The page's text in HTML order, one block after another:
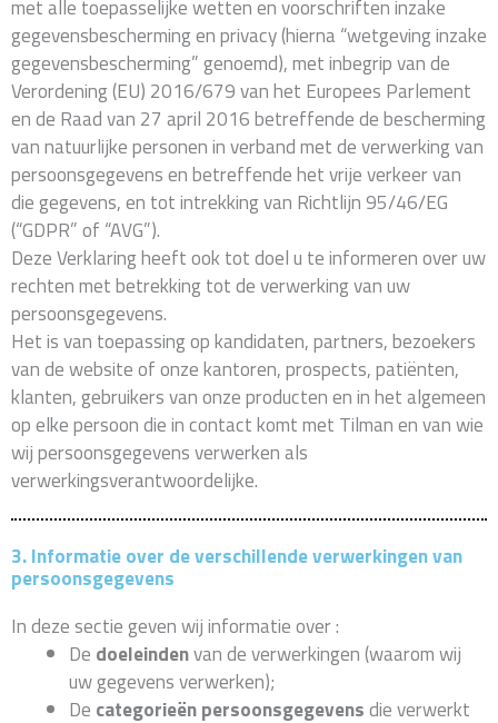
met alle toepasselijke wetten en voorschriften inzake
gegevensbescherming en privacy (hierna “wetgeving inzake
gegevensbescherming” genoemd), met inbegrip van de
Verordening (EU) 2016/679 van het Europees Parlement
en de Raad van 27 april 2016 betreffende de bescherming
van natuurlijke personen in verband met de verwerking van
persoonsgegevens en betreffende het vrije verkeer van
die gegevens, en tot intrekking van Richtlijn 95/46/EG
(“GDPR” of “AVG”).
Deze Verklaring heeft ook tot doel u te informeren over uw
rechten met betrekking tot de verwerking van uw
persoonsgegevens.
Het is van toepassing op kandidaten, partners, bezoekers
van de website of onze kantoren, prospects, patiënten,
klanten, gebruikers van onze producten en in het algemeen
op elke persoon die in contact komt met Tilman en van wie
wij persoonsgegevens verwerken als
verwerkingsverantwoordelijke.
3. Informatie over de verschillende verwerkingen van
persoonsgegevens
In deze sectie geven wij informatie over :
De doeleindenvan de verwerkingen (waarom wij
uw gegevens verwerken);
De categorieën persoonsgegevensdie verwerkt